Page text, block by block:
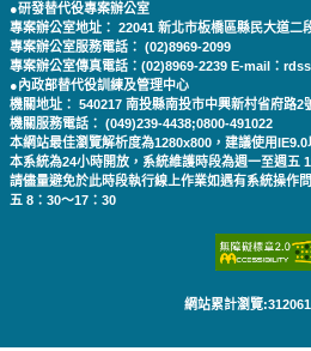
●研發替代役專案辦公室
專案辦公室地址： 22041 新北市板橋區縣民大道二
專案辦公室服務電話： (02)8969-2099
專案辦公室傳真電話：(02)8969-2239 E-mail：
●內政部替代役訓練及管理中心
機關地址： 540217 南投縣南投市中興新村省府路2
機關服務電話： (049)239-4438;0800-491022
本網站最佳瀏覽解析度為1280x800，建議使用
本系統為24小時開放，系統維護時段為週一至週五
請儘量避免於此時段執行線上作業如遇有系統操作
五 8：30～17：30
網站累計瀏覽